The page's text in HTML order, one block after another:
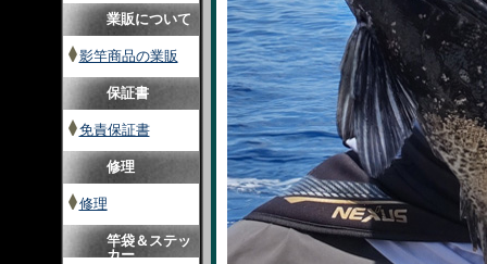
業販について
影竿商品の業販
保証書
免責保証書
修理
修理
竿袋＆ステッ
カー